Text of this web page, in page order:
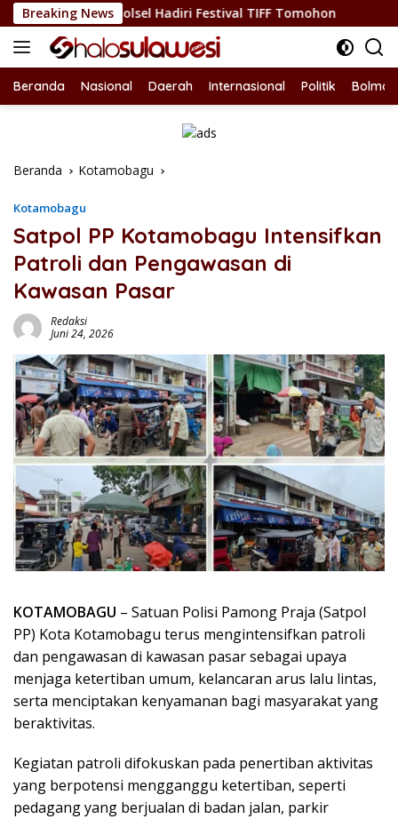
Langsung
ke
konten
Breaking News
Bolsel Hadiri Festival TIFF Tomohon Nepotisme
Beranda Nasional Daerah Internasional Politik
Beranda Kotamobagu
Kotamobagu
Satpol PP Kotamobagu Intensifkan
Patroli dan Pengawasan di
Kawasan Pasar
Redaksi
Juni 24, 2026
KOTAMOBAGU – Satuan Polisi Pamong Praja (Satpol
PP) Kota Kotamobagu terus mengintensifkan patroli
dan pengawasan di kawasan pasar sebagai upaya
menjaga ketertiban umum, kelancaran arus lalu lintas,
serta menciptakan kenyamanan bagi masyarakat yang
beraktivitas.
Kegiatan patroli difokuskan pada penertiban aktivitas
yang berpotensi mengganggu ketertiban, seperti
pedagang yang berjualan di badan jalan, parkir